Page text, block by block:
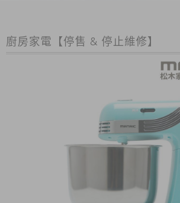
廚房家電【停售 & 停止維修】